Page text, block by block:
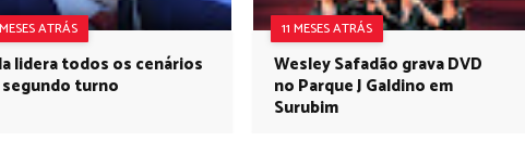
ATRÁS
lidera todos os cenários
turno
11 MESES ATRÁS
Wesley Safadão grava DVD
no Parque J Galdino em
Surubim